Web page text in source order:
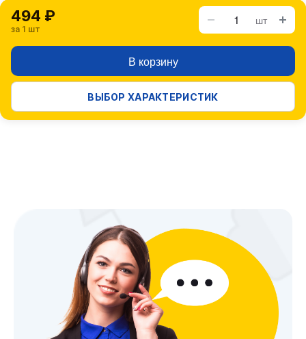
494 ₽
за 1 шт
шт
В корзину
ВЫБОР ХАРАКТЕРИСТИК